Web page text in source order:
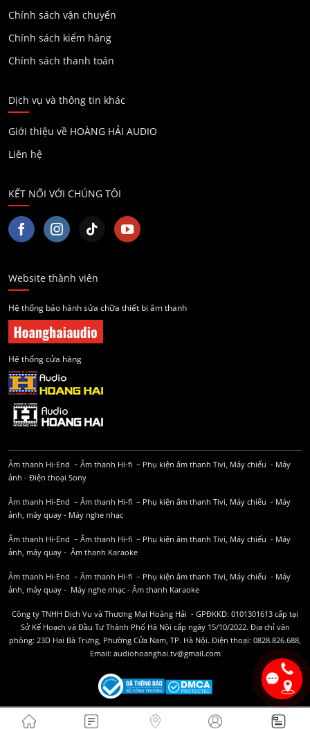
Chính sách vận chuyển
Chính sách kiểm hàng
Chính sách thanh toán
Dịch vụ và thông tin khác
Giới thiệu về HOÀNG HẢI AUDIO
Liên hệ
KẾT NỐI VỚI CHÚNG TÔI
Website thành viên
Hệ thống bảo hành sửa chữa thiết bị âm thanh
Hệ thống cửa hàng
Âm thanh Hi-End – Âm thanh Hi-fi – Phụ kiện âm thanh Tivi, Máy chiếu - Máy
ảnh - Điện thoại Sony
Âm thanh Hi-End – Âm thanh Hi-fi – Phụ kiện âm thanh Tivi, Máy chiếu - Máy
ảnh, máy quay - Máy nghe nhạc
Âm thanh Hi-End – Âm thanh Hi-fi – Phụ kiện âm thanh Tivi, Máy chiếu - Máy
ảnh, máy quay - Âm thanh Karaoke
Âm thanh Hi-End – Âm thanh Hi-fi – Phụ kiện âm thanh Tivi, Máy chiếu - Máy
ảnh, máy quay - Máy nghe nhạc - Âm thanh Karaoke
Công ty TNHH Dịch Vụ và Thương Mại Hoàng Hải - GPĐKKD: 0101301613 cấp tại
Sở Kế Hoạch và Đầu Tư Thành Phố Hà Nội cấp ngày 15/10/2022. Địa chỉ văn
phòng: 23D Hai Bà Trưng, Phường Cửa Nam, TP. Hà Nội. Điện thoại: 0828.826.688,
Email: audiohoanghai.tv@gmail.com